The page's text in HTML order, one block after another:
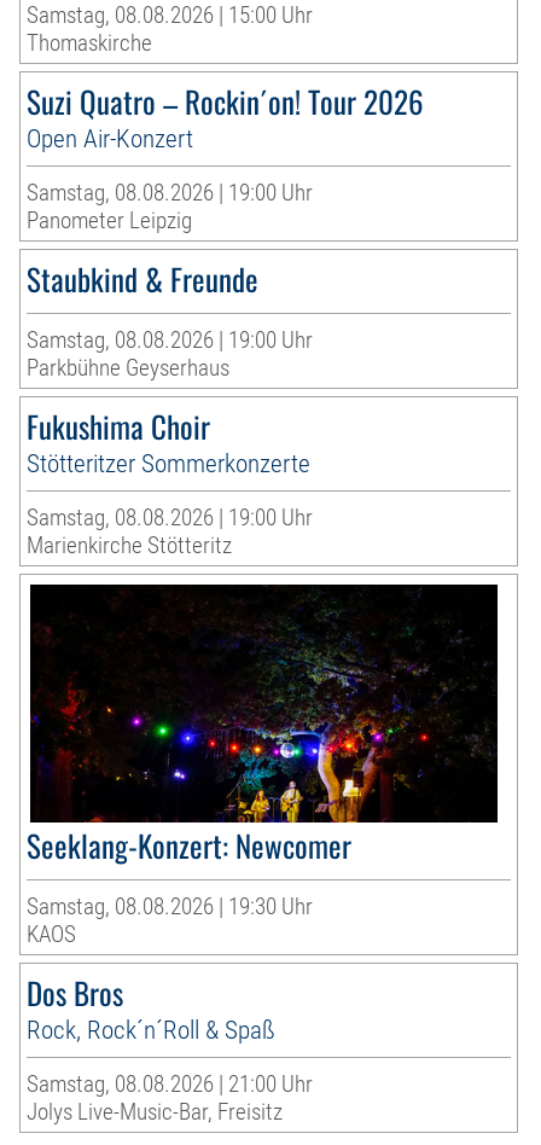
Samstag, 08.08.2026 | 15:00 Uhr
Thomaskirche
Suzi Quatro – Rockin´on! Tour 2026
Open Air-Konzert
Samstag, 08.08.2026 | 19:00 Uhr
Panometer Leipzig
Staubkind & Freunde
Samstag, 08.08.2026 | 19:00 Uhr
Parkbühne Geyserhaus
Fukushima Choir
Stötteritzer Sommerkonzerte
Samstag, 08.08.2026 | 19:00 Uhr
Marienkirche Stötteritz
Seeklang-Konzert: Newcomer
Samstag, 08.08.2026 | 19:30 Uhr
KAOS
Dos Bros
Rock, Rock´n´Roll & Spaß
Samstag, 08.08.2026 | 21:00 Uhr
Jolys Live-Music-Bar, Freisitz